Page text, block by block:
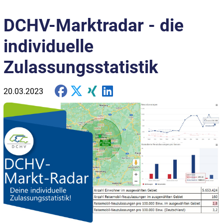
DCHV-Marktradar - die
individuelle
Zulassungsstatistik
20.03.2023